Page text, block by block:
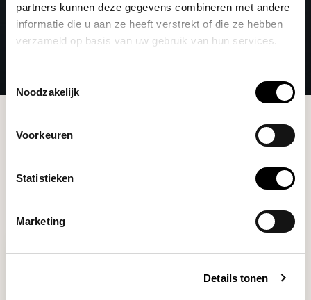
partners kunnen deze gegevens combineren met andere
informatie die u aan ze heeft verstrekt of die ze hebben
verzameld op basis van uw gebruik van hun services.
Noodzakelijk
Voorkeuren
Statistieken
Marketing
Details tonen